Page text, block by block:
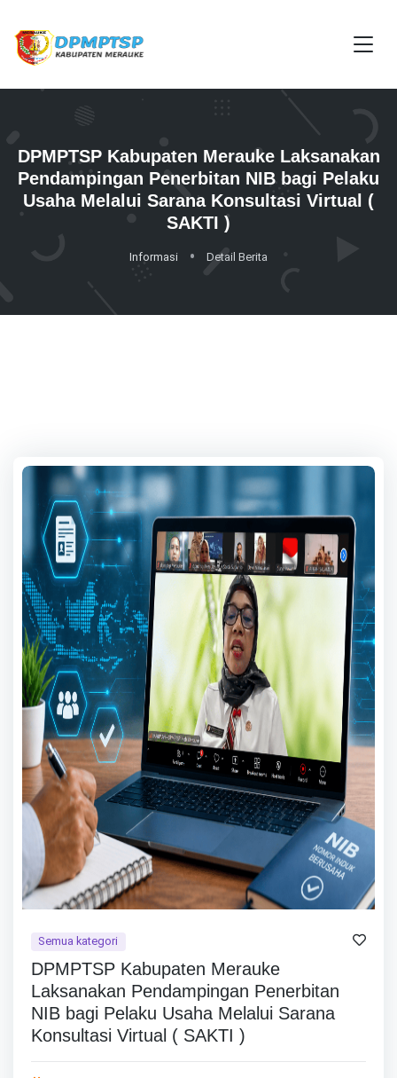
DPMPTSP Kabupaten Merauke Laksanakan
Pendampingan Penerbitan NIB bagi Pelaku
Usaha Melalui Sarana Konsultasi Virtual (
SAKTI )
Informasi Detail Berita
Semua kategori
DPMPTSP Kabupaten Merauke
Laksanakan Pendampingan Penerbitan
NIB bagi Pelaku Usaha Melalui Sarana
Konsultasi Virtual ( SAKTI )